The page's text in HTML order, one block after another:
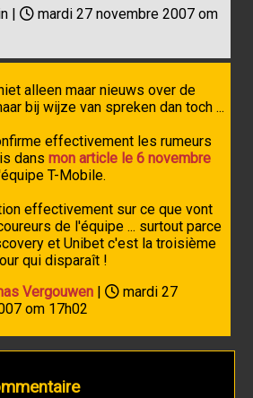
|
mardi 27 novembre 2007 om
alleen maar nieuws over de
bij wijze van spreken dan toch ...
effectivement les rumeurs
dans mon article le 6 novembre
T-Mobile.
effectivement sur ce que vont
de l'équipe ... surtout parce
et Unibet c'est la troisième
qui disparaît !
Vergouwen |
mardi 27
om 17h02